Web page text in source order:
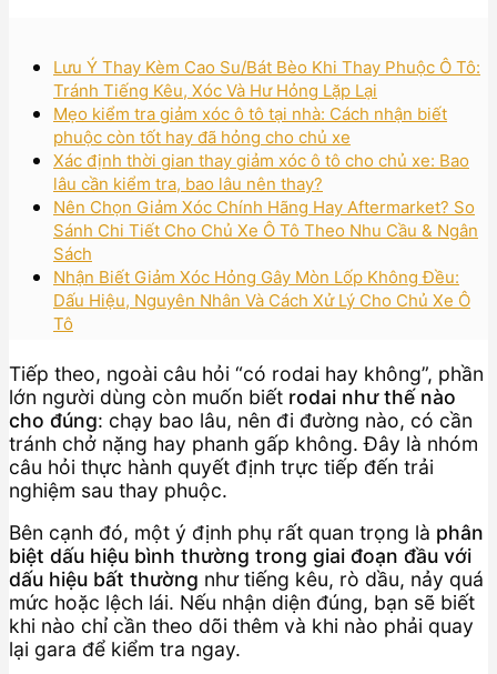
Lưu Ý Thay Kèm Cao Su/Bát Bèo Khi Thay Phuộc Ô Tô:
Tránh Tiếng Kêu, Xóc Và Hư Hỏng Lặp Lại
Mẹo kiểm tra giảm xóc ô tô tại nhà: Cách nhận biết
phuộc còn tốt hay đã hỏng cho chủ xe
Xác định thời gian thay giảm xóc ô tô cho chủ xe: Bao
lâu cần kiểm tra, bao lâu nên thay?
Nên Chọn Giảm Xóc Chính Hãng Hay Aftermarket? So
Sánh Chi Tiết Cho Chủ Xe Ô Tô Theo Nhu Cầu & Ngân
Sách
Nhận Biết Giảm Xóc Hỏng Gây Mòn Lốp Không Đều:
Dấu Hiệu, Nguyên Nhân Và Cách Xử Lý Cho Chủ Xe Ô
Tô
Tiếp theo, ngoài câu hỏi “có rodai hay không”, phần
lớn người dùng còn muốn biết rodai như thế nào
cho đúng: chạy bao lâu, nên đi đường nào, có cần
tránh chở nặng hay phanh gấp không. Đây là nhóm
câu hỏi thực hành quyết định trực tiếp đến trải
nghiệm sau thay phuộc.
Bên cạnh đó, một ý định phụ rất quan trọng là phân
biệt dấu hiệu bình thường trong giai đoạn đầu với
dấu hiệu bất thường như tiếng kêu, rò dầu, nảy quá
mức hoặc lệch lái. Nếu nhận diện đúng, bạn sẽ biết
khi nào chỉ cần theo dõi thêm và khi nào phải quay
lại gara để kiểm tra ngay.